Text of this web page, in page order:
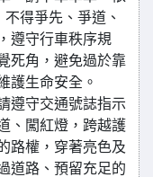
得爭先、爭道、
遵守行車秩序規
死角，避免過於靠
護生命安全。
遵守交通號誌指示
、闖紅燈，跨越護
路權，穿著亮色及
道路、預留充足的